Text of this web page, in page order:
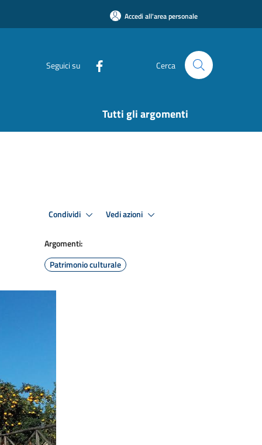
Accedi all'area personale
Seguici su Cerca
Tutti gli argomenti
Condividi Vedi azioni
Argomenti:
Patrimonio culturale